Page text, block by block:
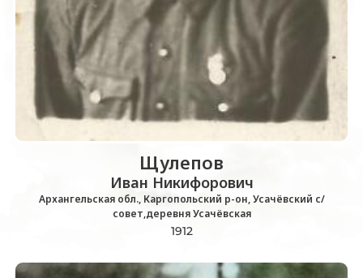
Щулепов
Иван Никифорович
Архангельская обл., Каргопольский р-он, Усачёвский с/
совет,деревня Усачёвская
1912